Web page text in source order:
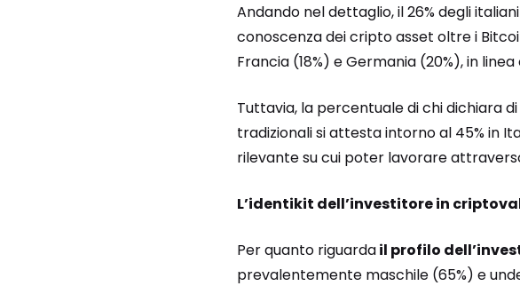
Andando nel dettaglio, il 26% degli
conoscenza dei cripto asset oltre i
Francia (18%) e Germania (20%), in
Tuttavia, la percentuale di chi dichiara
tradizionali si attesta intorno al 45% in
rilevante su cui poter lavorare
L’identikit dell’investitore in
Per quanto riguardail profilo
prevalentemente maschile (65%) e